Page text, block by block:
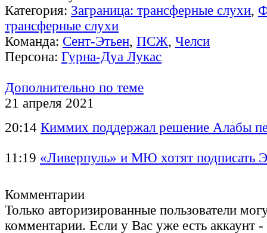
Категория: Заграница: трансферные слухи,
трансферные слухи
Команда: Сент-Этьен, ПСЖ, Челси
Персона: Гурна-Дуа Лукас
Дополнительно по теме
21 апреля 2021
20:14 Киммих поддержал решение Алабы
11:19 «Ливерпуль» и МЮ хотят подписать
Комментарии
Только авторизированные пользователи
комментарии. Если у Вас уже есть аккаунт -